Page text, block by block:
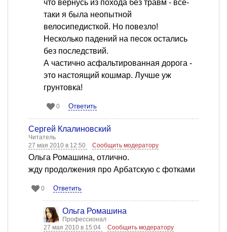
что вернусь из похода без травм - все-
таки я была неопытной
велосипедисткой. Но повезло!
Несколько падений на песок остались
без последствий.
А частично асфальтированная дорога -
это настоящий кошмар. Лучше уж
грунтовка!
0 Ответить
Сергей Клалиновский
Читатель
27 мая 2010 в 12:50
Сообщить модератору
Ольга Ромашина, отлично.
жду продолжения про Арбатскую с фотками
0 Ответить
Ольга Ромашина
Профессионал
27 мая 2010 в 15:04
Сообщить модератору